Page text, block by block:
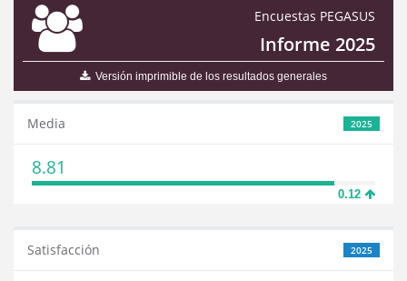
Encuestas PEGASUS
Informe 2025
Versión imprimible de los resultados generales
2025
Media
8.81
0.12
2025
Satisfacción